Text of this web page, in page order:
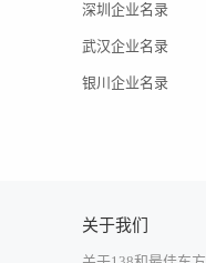
深圳企业名录
武汉企业名录
银川企业名录
关于我们